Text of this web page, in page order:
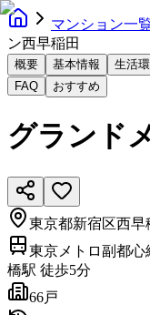
マンション一
ン西早稲田
概要 基本情報 生活
FAQ
おすすめ
グランド
東京都新宿区西早
東京メトロ副都心
橋駅 徒歩5分
66戸